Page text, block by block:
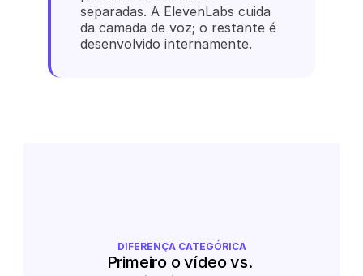
separadas. A ElevenLabs cuida
da camada de voz; o restante é
desenvolvido internamente.
DIFERENÇA CATEGÓRICA
Primeiro o vídeo vs.